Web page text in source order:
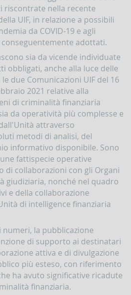
riscontrate nella recente
UIF, in relazione a possibili
da COVID-19 e agli
adottati.
sia da vicende individuate
obbligati, anche alla luce delle
due Comunicazioni UIF del 16
2021 relative alla
di criminalità finanziaria
da operatività più complesse e
attraverso
metodi di analisi, del
informativo disponibile. Sono
fattispecie operative
di collaborazioni con gli Organi
giudiziaria, nonché nel quadro
e della collaborazione
di intelligence finanziaria
la pubblicazione
di supporto ai destinatari
attiva e di divulgazione
più esteso, con riferimento
ha avuto significative ricadute
finanziaria.